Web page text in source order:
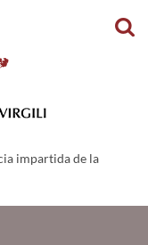
impartida de la